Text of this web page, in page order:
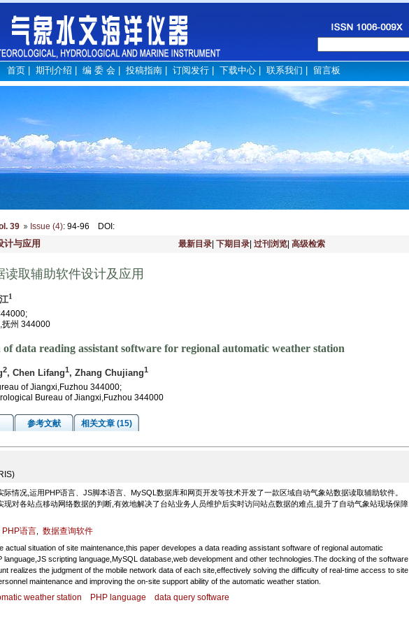
首页 期刊介绍 编 委 会 投稿指南 订阅发行 下载中心 联系我们 留言板
39 Issue (4): 94-96 DOI :
计与应用 最新目录 下期目录 过刊浏览 高级检索
读取辅助软件设计及应用
1
抚州 344000
data reading assistant software for regional automatic weather station
2, Chen Lifang1, Zhang Chujiang1
of Jiangxi,Fuzhou 344000;
Bureau of Jiangxi,Fuzhou 344000
参考文献 相关文章 (15)
情况,运用PHP语言、JS脚本语言、MySQL数据库和网页开发等技术开发了一款区域自动气象站数据读取辅助软件。
现对各站点移动网络数据的判断,有效地解决了台站业务人员维护后实时访问站点数据的难点,提升了自动气象站现场保障
PHP语言, 数据查询软件
actual situation of site maintenance,this paper developes a data reading assistant software of regional automatic
language,JS scripting language,MySQL database,web development and other technologies.The docking of the software
realizes the judgment of the mobile network data of each site,effectively solving the difficulty of real-time access to site
maintenance and improving the on-site support ability of the automatic weather station.
weather station PHP language data query software